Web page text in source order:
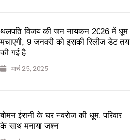
थलपति विजय की जन नायकन 2026 में धूम
मचाएगी, 9 जनवरी को इसकी रिलीज डेट तय
की गई है
मार्च 25, 2025
बोमन ईरानी के घर नवरोज की धूम, परिवार
के साथ मनाया जश्न